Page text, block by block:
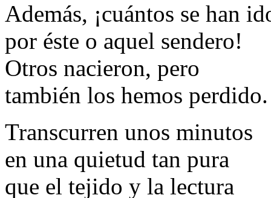
Además, ¡cuántos se han
por éste o aquel sendero!
Otros nacieron, pero
también los hemos perdido.
Transcurren unos minutos
en una quietud tan pura
que el tejido y la lectura